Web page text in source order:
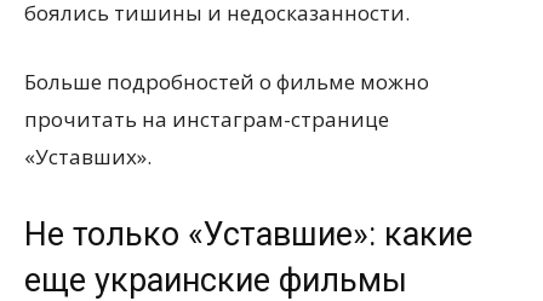
боялись тишины и недосказанности.
Больше подробностей о фильме можно
прочитать на инстаграм-странице
«Уставших».
Не только «Уставшие»: какие
еще украинские фильмы